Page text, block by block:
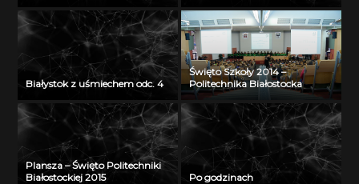
Białystok z uśmiechem odc. 4
Święto Szkoły 2014 –
Politechnika Białostocka
Plansza – Święto Politechniki
Białostockiej 2015
Po godzinach